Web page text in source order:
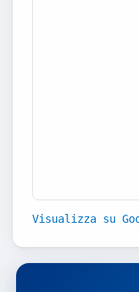
Visualizza su